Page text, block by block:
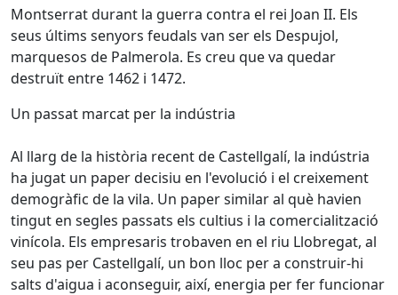
Montserrat durant la guerra contra el rei Joan II. Els
seus últims senyors feudals van ser els Despujol,
marquesos de Palmerola. Es creu que va quedar
destruït entre 1462 i 1472.
Un passat marcat per la indústria
Al llarg de la història recent de Castellgalí, la indústria
ha jugat un paper decisiu en l'evolució i el creixement
demogràfic de la vila. Un paper similar al què havien
tingut en segles passats els cultius i la comercialització
vinícola. Els empresaris trobaven en el riu Llobregat, al
seu pas per Castellgalí, un bon lloc per a construir-hi
salts d'aigua i aconseguir, així, energia per fer funcionar